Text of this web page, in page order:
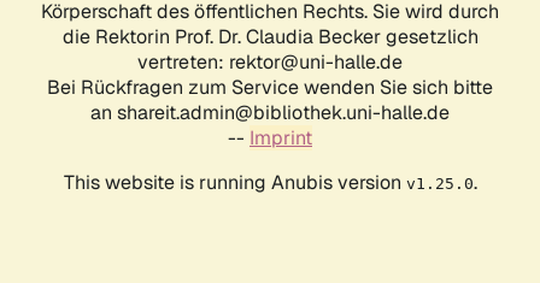
Körperschaft des öffentlichen Rechts. Sie wird durch
die Rektorin Prof. Dr. Claudia Becker gesetzlich
vertreten: rektor@uni-halle.de
Bei Rückfragen zum Service wenden Sie sich bitte
an shareit.admin@bibliothek.uni-halle.de
-- Imprint
This website is running Anubis version v1.25.0.